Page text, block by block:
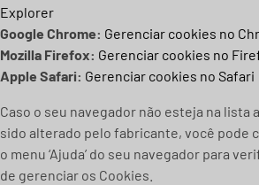
Explorer
Google Chrome: Gerenciar cookies no
Mozilla Firefox: Gerenciar cookies no
Apple Safari: Gerenciar cookies no Safari
Caso o seu navegador não esteja na lista
sido alterado pelo fabricante, você pode
o menu ‘Ajuda’ do seu navegador para
de gerenciar os Cookies.